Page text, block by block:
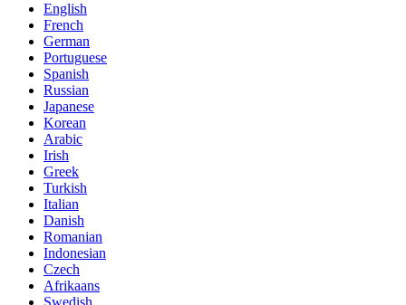
English
French
German
Portuguese
Spanish
Russian
Japanese
Korean
Arabic
Irish
Greek
Turkish
Italian
Danish
Romanian
Indonesian
Czech
Afrikaans